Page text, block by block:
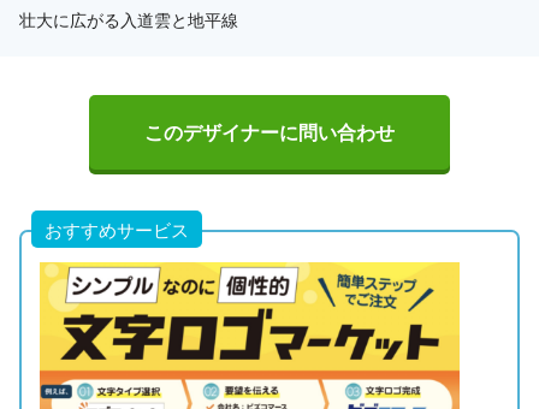
壮大に広がる入道雲と地平線
このデザイナーに問い合わせ
おすすめサービス